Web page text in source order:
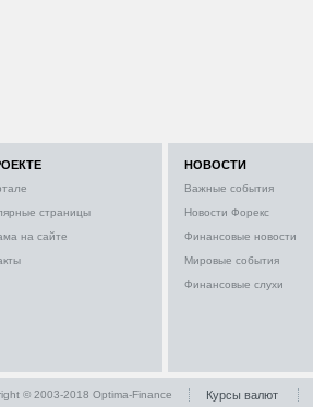
страницы
на сайте
НОВОСТИ
Важные события
Новости Форекс
Финансовые новости
Мировые события
Финансовые слухи
© 2003-2018 Optima-Finance Курсы валют